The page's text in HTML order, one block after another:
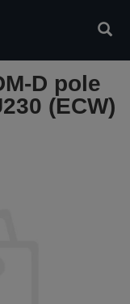
D pole
(ECW)